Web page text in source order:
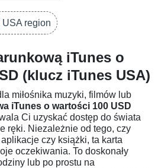
USA region
iTunes o
(klucz iTunes USA)
miłośnika muzyki, filmów lub
iTunes o wartości 100 USD
Ci uzyskać dostęp do świata
ręki. Niezależnie od tego, czy
czy książki, ta karta
oczekiwania. To doskonały
lub po prostu na